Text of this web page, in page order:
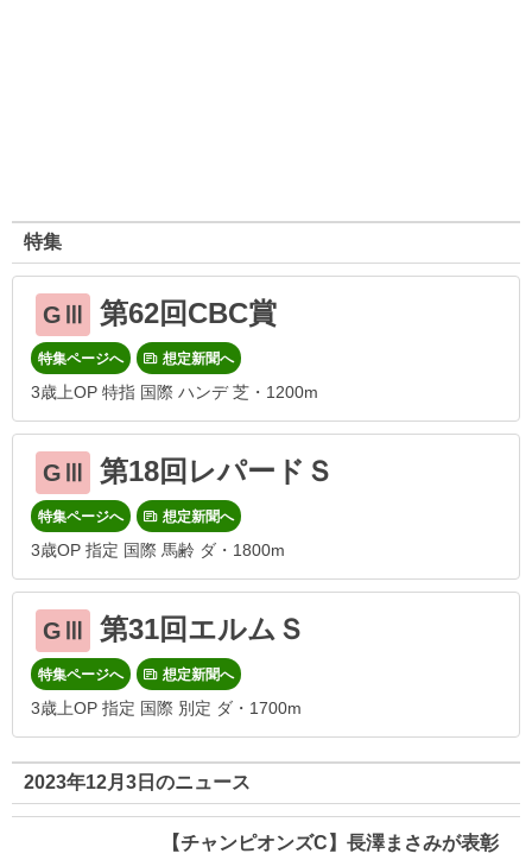
特集
GⅢ 第62回CBC賞
特集ページへ 想定新聞へ
3歳上OP 特指 国際 ハンデ 芝・1200m
GⅢ 第18回レパードＳ
特集ページへ 想定新聞へ
3歳OP 指定 国際 馬齢 ダ・1800m
GⅢ 第31回エルムＳ
特集ページへ 想定新聞へ
3歳上OP 指定 国際 別定 ダ・1700m
2023年12月3日のニュース
【チャンピオンズC】長澤まさみが表彰